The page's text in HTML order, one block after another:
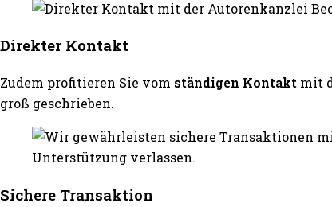
Direkter Kontakt
Zudem profitieren Sie vom ständigen Kontakt mit
groß geschrieben.
Sichere Transaktion